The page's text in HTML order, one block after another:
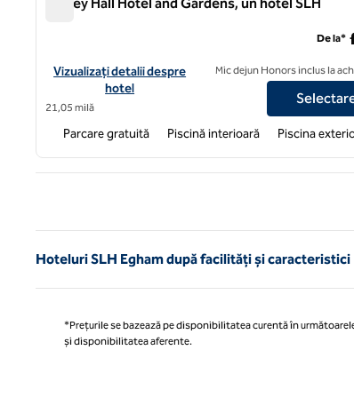
Vizualizați detaliile hotelului pentru Tylney Hall Hotel
Vizualizați detalii despre
hotel
21,05 milă
De la*
Mic dejun Honors inclus la
Parcare gratuită Piscină interioară Piscina
Hoteluri SLH Egham după facilități și caracteristici
*Prețurile se bazează pe disponibilitatea curentă în
și disponibilitatea aferente.